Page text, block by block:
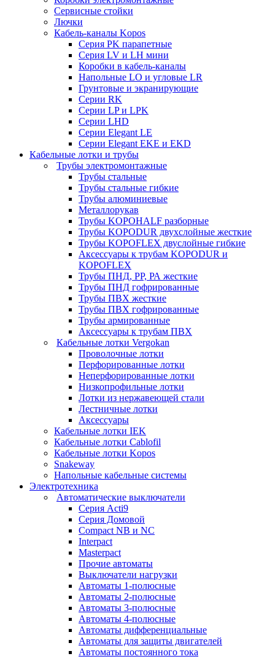
Сервисные стойки
Лючки
Кабель-каналы Kopos
Серия PK парапетные
Серия LV и LH мини
Коробки в кабель-каналы
Напольные LO и угловые LR
Грунтовые и экранирующие
Серии RK
Серии LP и LPK
Серии LHD
Серии Elegant LE
Серии Elegant EKE и EKD
Кабельные лотки и трубы
Трубы электромонтажные
Трубы стальные
Трубы стальные гибкие
Трубы алюминиевые
Металлорукав
Трубы KOPOHALF разборные
Трубы KOPODUR двухслойные жесткие
Трубы KOPOFLEX двуслойные гибкие
Аксессуары к трубам KOPODUR и
KOPOFLEX
Трубы ПНД, РР, РА жесткие
Трубы ПНД гофрированные
Трубы ПВХ жесткие
Трубы ПВХ гофрированные
Трубы армированные
Аксессуары к трубам ПВХ
Кабельные лотки Vergokan
Проволочные лотки
Перфорированные лотки
Неперфорированные лотки
Низкопрофильные лотки
Лотки из нержавеющей стали
Лестничные лотки
Аксессуары
Кабельные лотки IEK
Кабельные лотки Cablofil
Кабельные лотки Kopos
Snakeway
Напольные кабельные системы
Электротехника
Автоматические выключатели
Серия Acti9
Серия Домовой
Compact NB и NC
Interpact
Masterpact
Прочие автоматы
Выключатели нагрузки
Автоматы 1-полюсные
Автоматы 2-полюсные
Автоматы 3-полюсные
Автоматы 4-полюсные
Автоматы дифференциальные
Автоматы для защиты двигателей
Автоматы постоянного тока